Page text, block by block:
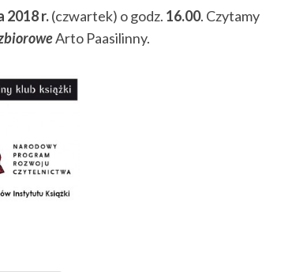
2018 r.(czwartek) o godz. 16.00. Czytamy
Arto Paasilinny.